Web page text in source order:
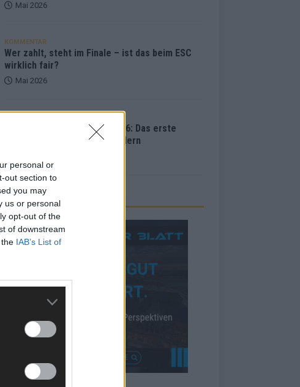
personal or
out section to
you may
us or personal
opt-out of the
of downstream
IAB’s List of
Mai 2026
KOMMENTAR
Wer zahlt, steht im Finale – ist das beim ESC
wirklich fair?
Mai 2026
Eurovision Song Contest 2026: Das erste
Halbfinale – der Abend in Bildern